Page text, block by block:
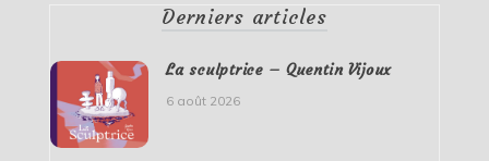
Derniers articles
La sculptrice – Quentin Vijoux
6 août 2026